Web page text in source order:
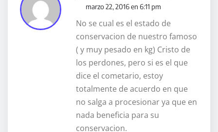
marzo 22, 2016 en 6:11 pm
No se cual es el estado de
conservacion de nuestro famoso
( y muy pesado en kg) Cristo de
los perdones, pero si es el que
dice el cometario, estoy
totalmente de acuerdo en que
no salga a procesionar ya que en
nada beneficia para su
conservacion.